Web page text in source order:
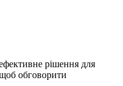
рішення для
обговорити